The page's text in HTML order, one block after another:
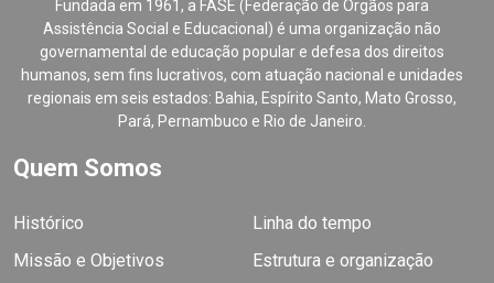
Fundada em 1961, a FASE (Federação de Órgãos para
Assistência Social e Educacional) é uma organização não
governamental de educação popular e defesa dos direitos
humanos, sem fins lucrativos, com atuação nacional e unidades
regionais em seis estados: Bahia, Espírito Santo, Mato Grosso,
Pará, Pernambuco e Rio de Janeiro.
Quem Somos
Histórico
Linha do tempo
Missão e Objetivos
Estrutura e organização